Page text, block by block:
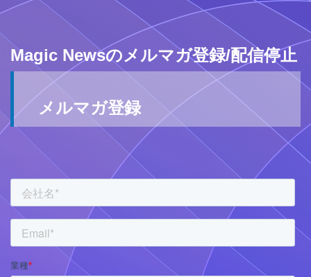
Magic Newsのメルマガ登録/配信停止
メルマガ登録